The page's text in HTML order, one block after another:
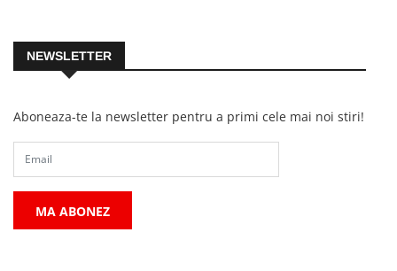
NEWSLETTER
Aboneaza-te la newsletter pentru a primi cele mai noi stiri!
MA ABONEZ